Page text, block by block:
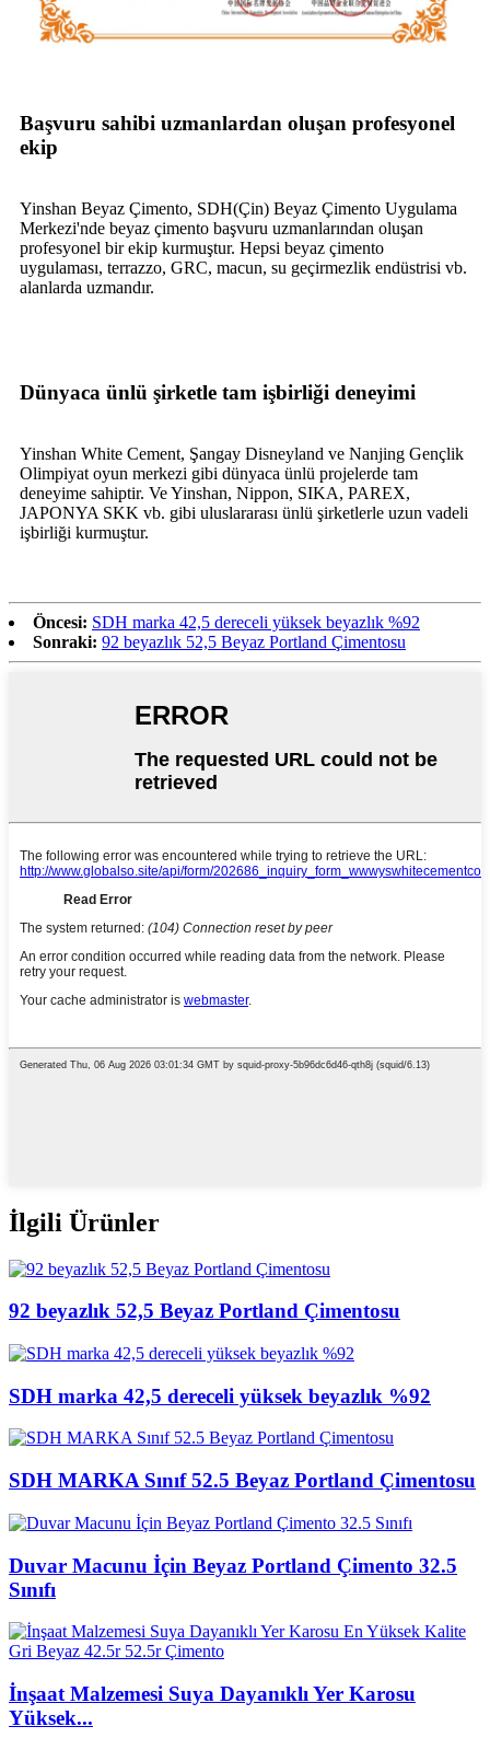
Başvuru sahibi uzmanlardan oluşan profesyonel
ekip
Yinshan Beyaz Çimento, SDH(Çin) Beyaz Çimento Uygulama
Merkezi'nde beyaz çimento başvuru uzmanlarından oluşan
profesyonel bir ekip kurmuştur. Hepsi beyaz çimento
uygulaması, terrazzo, GRC, macun, su geçirmezlik endüstrisi vb.
alanlarda uzmandır.
Dünyaca ünlü şirketle tam işbirliği deneyimi
Yinshan White Cement, Şangay Disneyland ve Nanjing Gençlik
Olimpiyat oyun merkezi gibi dünyaca ünlü projelerde tam
deneyime sahiptir. Ve Yinshan, Nippon, SIKA, PAREX,
JAPONYA SKK vb. gibi uluslararası ünlü şirketlerle uzun vadeli
işbirliği kurmuştur.
Öncesi: SDH marka 42,5 dereceli yüksek beyazlık %92
Sonraki: 92 beyazlık 52,5 Beyaz Portland Çimentosu
İlgili Ürünler
92 beyazlık 52,5 Beyaz Portland Çimentosu
SDH marka 42,5 dereceli yüksek beyazlık %92
SDH MARKA Sınıf 52.5 Beyaz Portland Çimentosu
Duvar Macunu İçin Beyaz Portland Çimento 32.5
Sınıfı
İnşaat Malzemesi Suya Dayanıklı Yer Karosu
Yüksek...